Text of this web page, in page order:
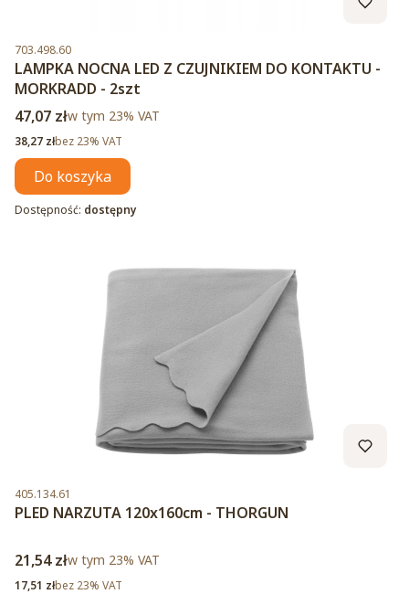
Kod produktu
703.498.60
LAMPKA NOCNA LED Z CZUJNIKIEM DO KONTAKTU -
MORKRADD - 2szt
Cena brutto
47,07 złw tym %s VAT
w tym 23% VAT
Cena netto
38,27 złbez 23% VAT
Do koszyka
Dostępność: dostępny
Kod produktu
405.134.61
PLED NARZUTA 120x160cm - THORGUN
Cena brutto
21,54 złw tym %s VAT
w tym 23% VAT
Cena netto
17,51 złbez 23% VAT